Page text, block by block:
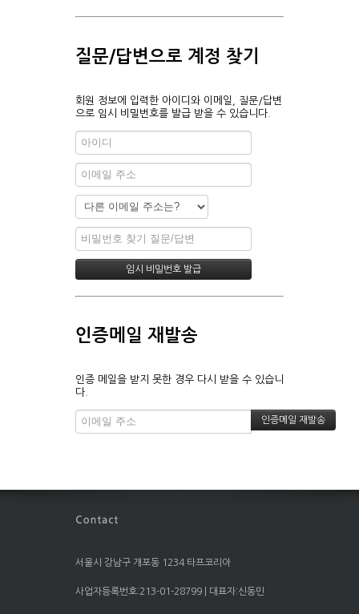
질문/답변으로 계정 찾기
회원 정보에 입력한 아이디와 이메일, 질문/답변
으로 임시 비밀번호를 발급 받을 수 있습니다.
인증메일 재발송
인증 메일을 받지 못한 경우 다시 받을 수 있습니
다.
서울시 강남구 개포동 1234 타프코리아
사업자등록번호:213-01-28799 | 대표자:신동민